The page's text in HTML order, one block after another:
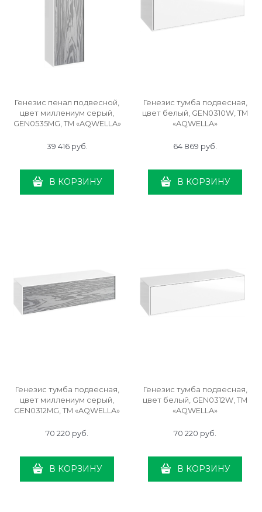
Генезис пенал подвесной,
цвет миллениум серый,
GEN0535MG, ТМ «AQWELLA»
39 416 руб.
В КОРЗИНУ
Генезис тумба подвесная,
цвет белый, GEN0310W, ТМ
«AQWELLA»
64 869 руб.
В КОРЗИНУ
Генезис тумба подвесная,
цвет миллениум серый,
GEN0312MG, ТМ «AQWELLA»
70 220 руб.
В КОРЗИНУ
Генезис тумба подвесная,
цвет белый, GEN0312W, ТМ
«AQWELLA»
70 220 руб.
В КОРЗИНУ